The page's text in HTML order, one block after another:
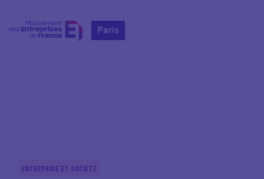
Paris
ENTREPRISE ET SOCIÉTÉ